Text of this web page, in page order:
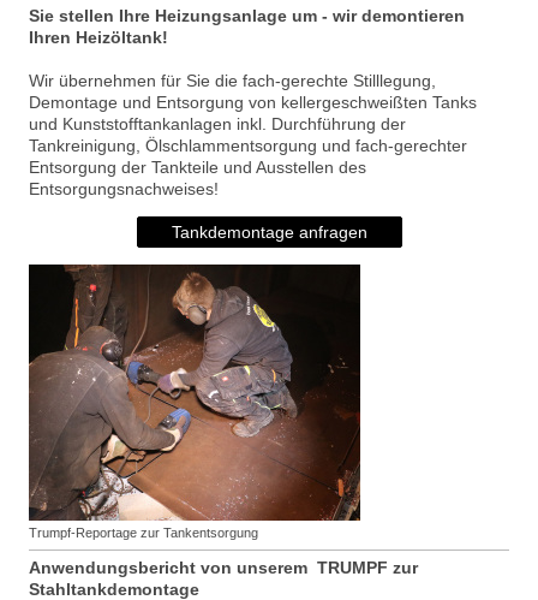
Sie stellen Ihre Heizungsanlage um - wir demontieren
Ihren Heizöltank!
Wir übernehmen für Sie die fach-gerechte Stilllegung,
Demontage und Entsorgung von kellergeschweißten Tanks
und Kunststofftankanlagen inkl. Durchführung der
Tankreinigung, Ölschlammentsorgung und fach-gerechter
Entsorgung der Tankteile und Ausstellen des
Entsorgungsnachweises!
Tankdemontage anfragen
Trumpf-Reportage zur Tankentsorgung
Anwendungsbericht von unserem TRUMPF zur
Stahltankdemontage